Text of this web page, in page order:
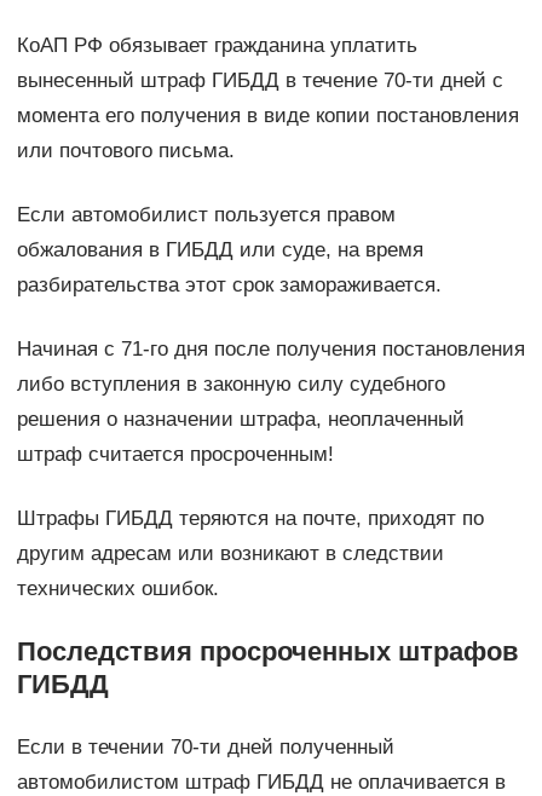
КоАП РФ обязывает гражданина уплатить
вынесенный штраф ГИБДД в течение 70-ти дней с
момента его получения в виде копии постановления
или почтового письма.
Если автомобилист пользуется правом
обжалования в ГИБДД или суде, на время
разбирательства этот срок замораживается.
Начиная с 71-го дня после получения постановления
либо вступления в законную силу судебного
решения о назначении штрафа, неоплаченный
штраф считается просроченным!
Штрафы ГИБДД теряются на почте, приходят по
другим адресам или возникают в следствии
технических ошибок.
Последствия просроченных штрафов
ГИБДД
Если в течении 70-ти дней полученный
автомобилистом штраф ГИБДД не оплачивается в